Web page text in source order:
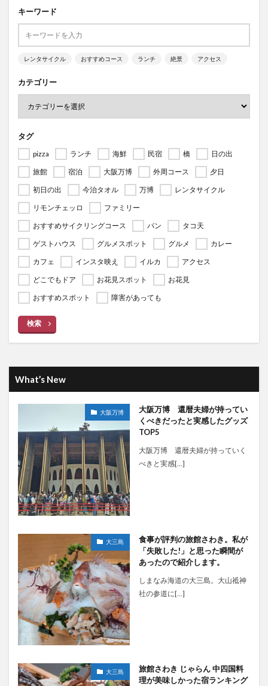
キーワード
レンタサイクル おすすめコース ランチ 絶景 アクセス
カテゴリー
タグ
pizza ランチ 海鮮 民宿 橋
日の出
旅館
宿泊 大阪万博 外周コース
夕日
初日の出
今治タオル 万博
レンタサイクル
リモンチェッロ
ファミリー
おすすめサイクリングコース
パン
タコ天
ゲストハウス
グルメスポット グルメ
カレー
カフェ
インスタ映え イルカ
アクセス
どこでもドア
お花見スポット
お花見
おすすめスポット
障害があっても
検索
What’s New
大阪万博
大阪万博 還暦夫婦が持ってい
くべきだったと実感したグッズ
TOP5
大阪万博 還暦夫婦が持っていく
べきと実感[…]
大三島
食事が評判の旅館さわき。私が
「失敗した!」と思った瞬間が
あったので紹介します。
しまなみ海道の大三島。大山祗神
社の参道に[…]
大三島
旅館さわき じゃらん 中四国料
理が美味しかった宿ランキング